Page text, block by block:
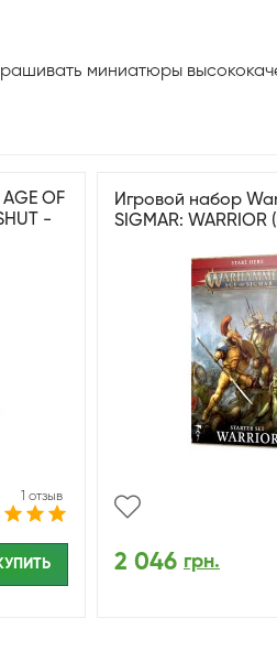
миниатюры
OF
-
1 отзыв
Игровой набор
SIGMAR: WARRIOR
2 046 грн.